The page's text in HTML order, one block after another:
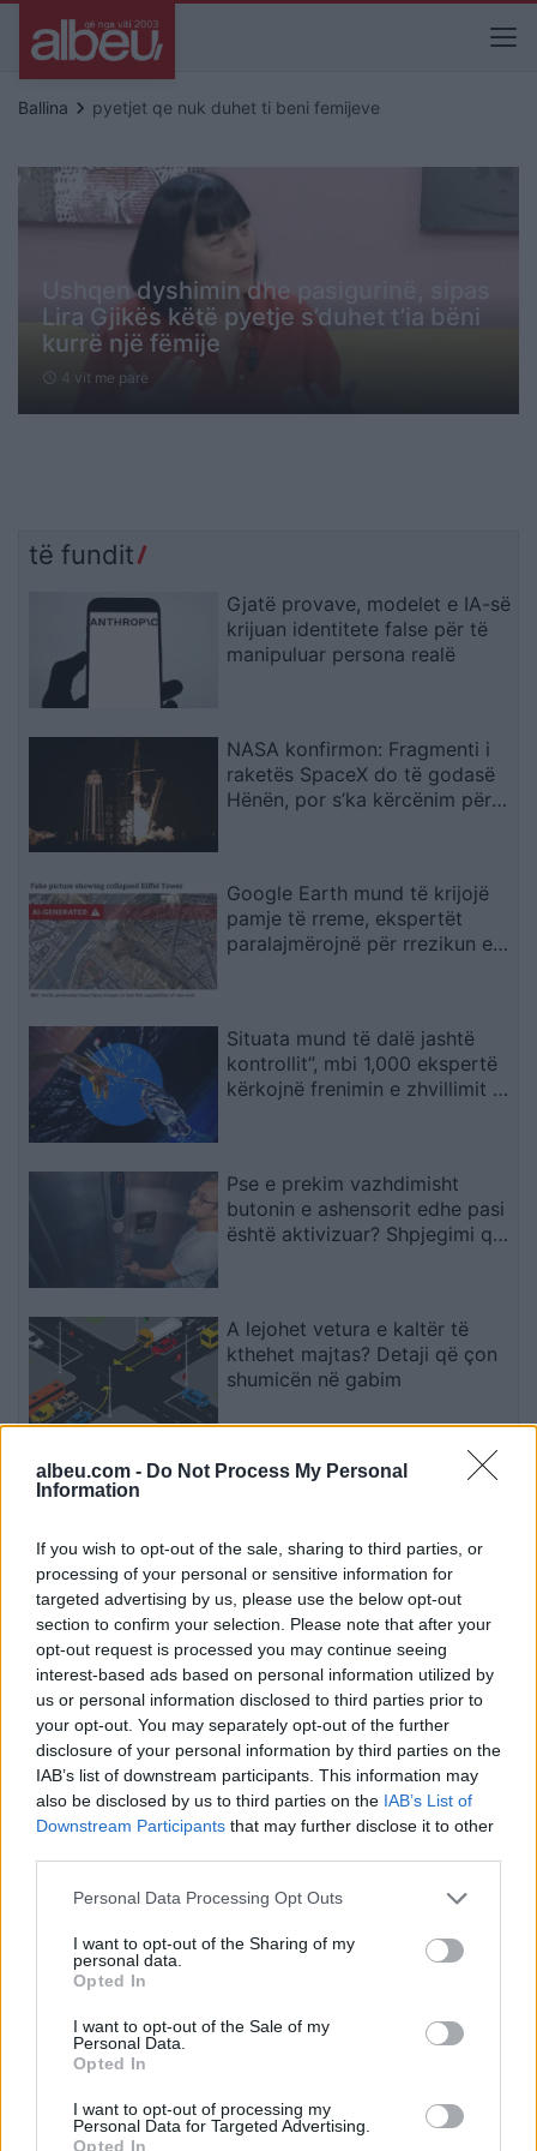
albeu.com - Do Not Process My Personal
Information
If you wish to opt-out of the sale, sharing to third parties, or
processing of your personal or sensitive information for
targeted advertising by us, please use the below opt-out
section to confirm your selection. Please note that after your
opt-out request is processed you may continue seeing
interest-based ads based on personal information utilized by
us or personal information disclosed to third parties prior to
your opt-out. You may separately opt-out of the further
disclosure of your personal information by third parties on the
IAB’s list of downstream participants. This information may
also be disclosed by us to third parties on the IAB’s List of
Downstream Participants that may further disclose it to other
Personal Data Processing Opt Outs
I want to opt-out of the Sharing of my
personal data.
Opted In
I want to opt-out of the Sale of my
Personal Data.
Opted In
I want to opt-out of processing my
Personal Data for Targeted Advertising.
Opted In
Ballina keyboard_arrow_right pyetjet qe nuk duhet ti beni femijeve
Ushqen dyshimin dhe pasigurinë, sipas
Lira Gjikës këtë pyetje s’duhet t’ia bëni
kurrë një fëmije
schedule 4 vit me parë
të fundit
Gjatë provave, modelet e IA-së
krijuan identitete false për të
manipuluar persona realë
NASA konfirmon: Fragmenti i
raketës SpaceX do të godasë
Hënën, por s’ka kërcënim për
Google Earth mund të krijojë
pamje të rreme, ekspertët
paralajmërojnë për rrezikun e
Situata mund të dalë jashtë
kontrollit”, mbi 1,000 ekspertë
kërkojnë frenimin e zhvillimit të
Pse e prekim vazhdimisht
butonin e ashensorit edhe pasi
është aktivizuar? Shpjegimi që
A lejohet vetura e kaltër të
kthehet majtas? Detaji që çon
shumicën në gabim
Nga kujdestari i shkollës te
bisedash me të panjohur
Esim for Global|Esim for Europe
for Turkey|Esim for Germany|Esim for Greece|
for Asia|Esim for World Cup 2026
Esim for Saudi